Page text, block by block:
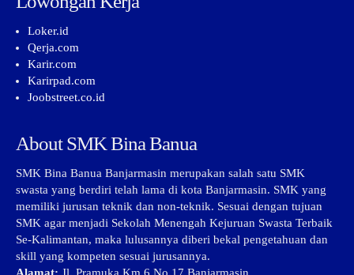
Loker.id
Qerja.com
Karir.com
Karirpad.com
Joobstreet.co.id
About SMK Bina Banua
SMK Bina Banua Banjarmasin merupakan salah satu SMK
swasta yang berdiri telah lama di kota Banjarmasin. SMK yang
memiliki jurusan teknik dan non-teknik. Sesuai dengan tujuan
SMK agar menjadi Sekolah Menengah Kejuruan Swasta Terbaik
Se-Kalimantan, maka lulusannya diberi bekal pengetahuan dan
skill yang kompeten sesuai jurusannya.